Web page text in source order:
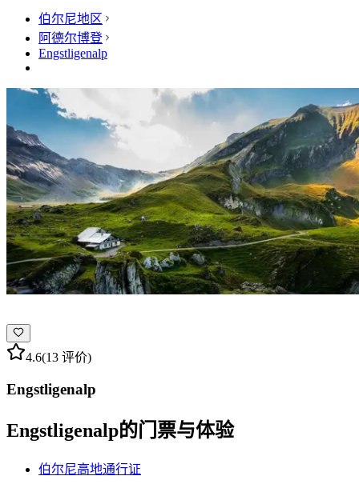
伯尔尼地区
阿德尔博登
Engstligenalp
4.6(13 评价)
Engstligenalp
Engstligenalp的门票与体验
伯尔尼高地通行证